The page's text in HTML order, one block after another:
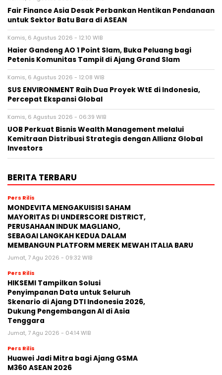
Fair Finance Asia Desak Perbankan Hentikan Pendanaan
untuk Sektor Batu Bara di ASEAN
Kamis, 6 Agustus 2026 - 12:10 WIB
Haier Gandeng AO 1 Point Slam, Buka Peluang bagi
Petenis Komunitas Tampil di Ajang Grand Slam
Kamis, 6 Agustus 2026 - 12:08 WIB
SUS ENVIRONMENT Raih Dua Proyek WtE di Indonesia,
Percepat Ekspansi Global
Kamis, 6 Agustus 2026 - 06:39 WIB
UOB Perkuat Bisnis Wealth Management melalui
Kemitraan Distribusi Strategis dengan Allianz Global
Investors
BERITA TERBARU
Pers Rilis
MONDEVITA MENGAKUISISI SAHAM
MAYORITAS DI UNDERSCORE DISTRICT,
PERUSAHAAN INDUK MAGLIANO,
SEBAGAI LANGKAH KEDUA DALAM
MEMBANGUN PLATFORM MEREK MEWAH ITALIA BARU
Jumat, 7 Agu 2026 - 09:32 WIB
Pers Rilis
HIKSEMI Tampilkan Solusi
Penyimpanan Data untuk Seluruh
Skenario di Ajang DTI Indonesia 2026,
Dukung Pengembangan AI di Asia
Tenggara
Jumat, 7 Agu 2026 - 04:14 WIB
Pers Rilis
Huawei Jadi Mitra bagi Ajang GSMA
M360 ASEAN 2026